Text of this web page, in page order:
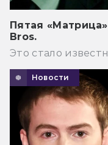
Пятая
Bros.
Это стало
Новости